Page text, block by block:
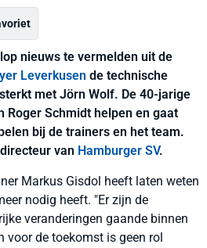
nieuws te vermelden uit de
Leverkusen de technische
met Jörn Wolf. De 40-jarige
Roger Schmidt helpen en gaat
bij de trainers en het team.
van Hamburger SV.
Markus Gisdol heeft laten weten
nodig heeft. "Er zijn de
veranderingen gaande binnen
voor de toekomst is geen rol